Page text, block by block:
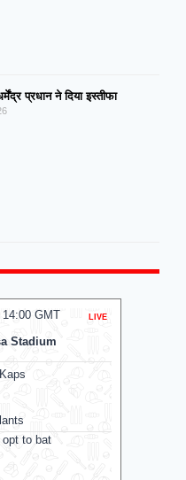
प्रधान ने दिया इस्तीफा
GMT LIVE
Stadium
opt to bat